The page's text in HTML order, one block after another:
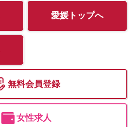
愛媛トップへ
無料会員登録
女性求人